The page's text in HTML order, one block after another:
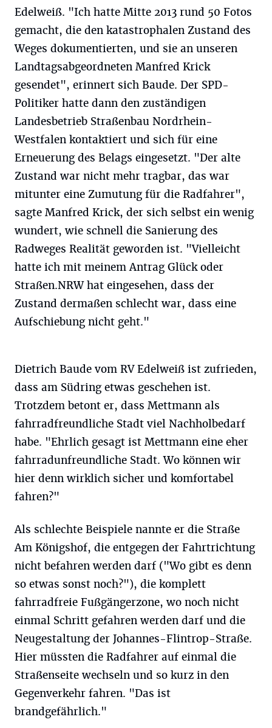
Edelweiß. "Ich hatte Mitte 2013 rund 50 Fotos
gemacht, die den katastrophalen Zustand des
Weges dokumentierten, und sie an unseren
Landtagsabgeordneten Manfred Krick
gesendet", erinnert sich Baude. Der SPD-
Politiker hatte dann den zuständigen
Landesbetrieb Straßenbau Nordrhein-
Westfalen kontaktiert und sich für eine
Erneuerung des Belags eingesetzt. "Der alte
Zustand war nicht mehr tragbar, das war
mitunter eine Zumutung für die Radfahrer",
sagte Manfred Krick, der sich selbst ein wenig
wundert, wie schnell die Sanierung des
Radweges Realität geworden ist. "Vielleicht
hatte ich mit meinem Antrag Glück oder
Straßen.NRW hat eingesehen, dass der
Zustand dermaßen schlecht war, dass eine
Aufschiebung nicht geht."
Dietrich Baude vom RV Edelweiß ist zufrieden,
dass am Südring etwas geschehen ist.
Trotzdem betont er, dass Mettmann als
fahrradfreundliche Stadt viel Nachholbedarf
habe. "Ehrlich gesagt ist Mettmann eine eher
fahrradunfreundliche Stadt. Wo können wir
hier denn wirklich sicher und komfortabel
fahren?"
Als schlechte Beispiele nannte er die Straße
Am Königshof, die entgegen der Fahrtrichtung
nicht befahren werden darf ("Wo gibt es denn
so etwas sonst noch?"), die komplett
fahrradfreie Fußgängerzone, wo noch nicht
einmal Schritt gefahren werden darf und die
Neugestaltung der Johannes-Flintrop-Straße.
Hier müssten die Radfahrer auf einmal die
Straßenseite wechseln und so kurz in den
Gegenverkehr fahren. "Das ist
brandgefährlich."